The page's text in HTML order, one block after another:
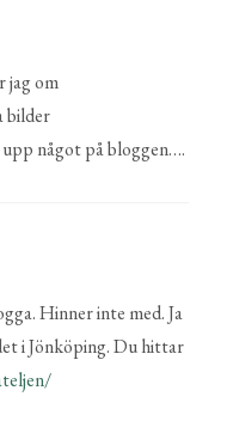
jag om
bilder
något på bloggen….
Hinner inte med. Ja
i Jönköping. Du hittar